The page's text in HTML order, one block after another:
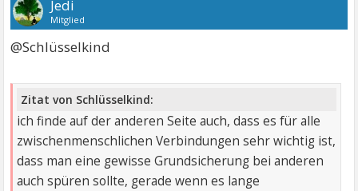
Jedi
Mitglied
@Schlüsselkind
Zitat von Schlüsselkind:
ich finde auf der anderen Seite auch, dass es für alle
zwischenmenschlichen Verbindungen sehr wichtig ist,
dass man eine gewisse Grundsicherung bei anderen
auch spüren sollte, gerade wenn es lange